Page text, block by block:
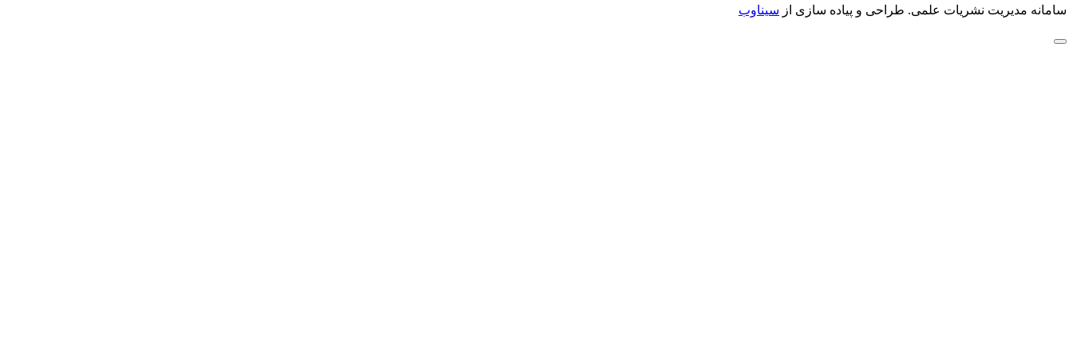
سامانه مدیریت نشریات علمی. طراحی و پیاده سازی از سیناوب